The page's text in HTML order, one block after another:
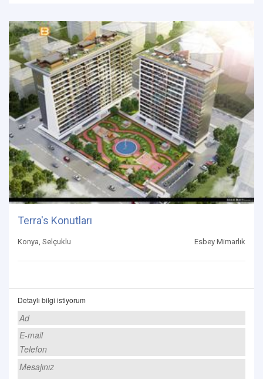
Terra's Konutları
Konya, Selçuklu Esbey Mimarlık
Detaylı bilgi istiyorum